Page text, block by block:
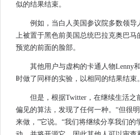
似的结果结束。
例如，当白人美国参议院多数领导
上被置于黑色前美国总统巴拉克奥巴马
预览的前面的脸部。
其他用户与虚构的卡通人物Lenny
时做了同样的实验，以相同的结果结束。
但是，根据Twitter，在继续生活之
偏见的算法，发现了任何一种。“但很
来做，”它说。“我们将继续分享我们的